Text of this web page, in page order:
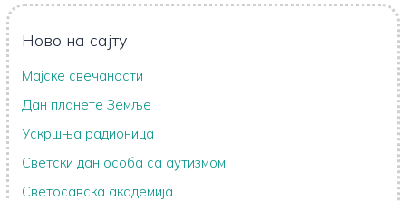
Ново на сајту
Мајске свечаности
Дан планете Земље
Ускршња радионица
Светски дан особа са аутизмом
Светосавска академија